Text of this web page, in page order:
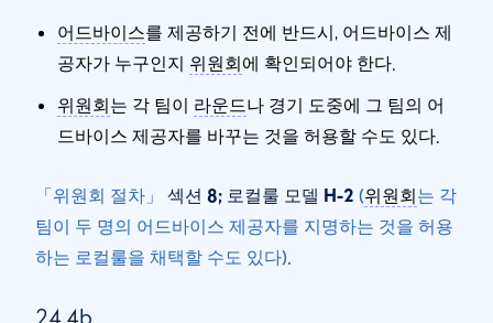
어드바이스를 제공하기 전에 반드시, 어드바이스 제
공자가 누구인지 위원회에 확인되어야 한다.
위원회는 각 팀이 라운드나 경기 도중에 그 팀의 어
드바이스 제공자를 바꾸는 것을 허용할 수도 있다.
「위원회 절차」 섹션 8; 로컬룰 모델 H-2 (위원회는 각
팀이 두 명의 어드바이스 제공자를 지명하는 것을 허용
하는 로컬룰을 채택할 수도 있다).
24.4b